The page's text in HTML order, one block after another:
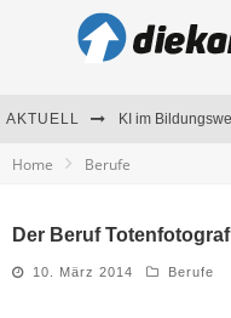
AKTUELL
Home Berufe
Der Beruf Totenfotograf
10. März 2014 Berufe